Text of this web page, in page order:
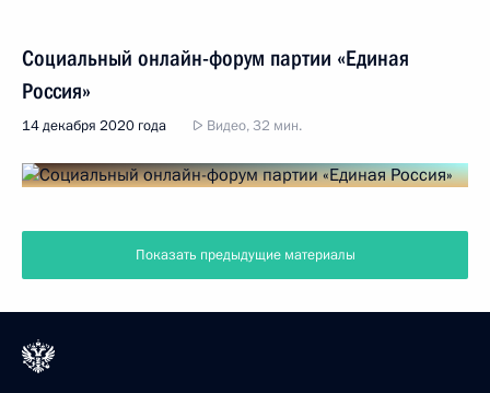
Социальный онлайн-форум партии «Единая
Россия»
14 декабря 2020 года Видео, 32 мин.
Показать предыдущие материалы